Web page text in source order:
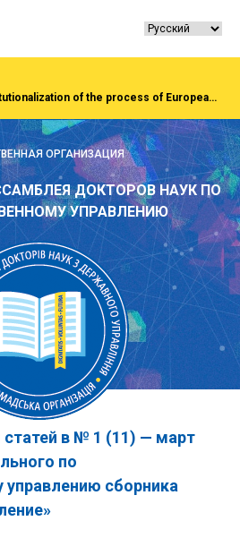
(English) Сonference «Institutionalization of the process of European integration of society, economy, administration»Rivne, National University of water and EnvironmentFirst All-Ukrainian Congress of doctors in public administration
ОРГАНИЗАЦИЯ
ДОКТОРОВ НАУК ПО
УПРАВЛЕНИЮ
в № 1 (11) — март
по
управлению сборника